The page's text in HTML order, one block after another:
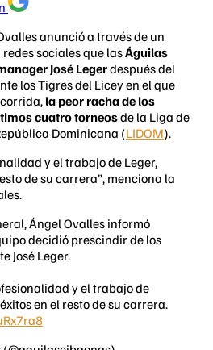
anunció a través de un
sociales que lasÁguilas
José Legerdespués del
los Tigres del Licey en el que
la peor racha de los
cuatro torneosde la Liga de
Dominicana (LIDOM).
y el trabajo de Leger,
de su carrera”, menciona la
Ángel Ovalles informó
decidió prescindir de los
José Leger.
y el trabajo de
en el resto de su carrera.